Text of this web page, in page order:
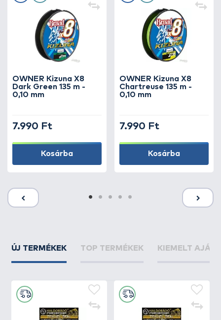
OWNER Kizuna X8
Dark Green 135 m -
0,10 mm
7.990 Ft
Kosárba
OWNER Kizuna X8
Chartreuse 135 m -
0,10 mm
7.990 Ft
Kosárba
ÚJ TERMÉKEK TOP TERMÉKEK KIEMELT